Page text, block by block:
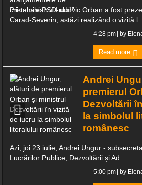
Prim-ministrul Ludovic Orban a fost
Carad-Severin, astăzi realizând o vizită l
4:28 pm | by
Read more
Andrei
premierul
Dezvoltării
la simbolul
românesc
Azi, joi 23 iulie, Andrei Ungur -
Lucrărilor Publice, Dezvoltării și Ad ...
5:00 pm | by